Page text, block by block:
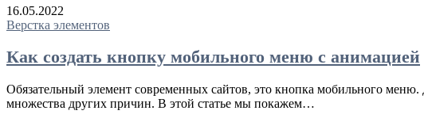
16.05.2022
Верстка элементов
Как создать кнопку мобильного меню с анимацией
Обязательный элемент современных сайтов, это кнопка мобильного
множества других причин. В этой статье мы покажем…